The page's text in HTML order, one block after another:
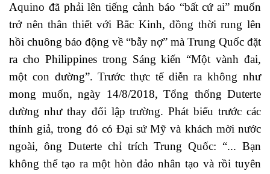
Aquino đã phải lên tiếng cảnh báo “bất cứ ai” muốn
trở nên thân thiết với Bắc Kinh, đồng thời rung lên
hồi chuông báo động về “bẫy nợ” mà Trung Quốc đặt
ra cho Philippines trong Sáng kiến “Một vành đai,
một con đường”. Trước thực tế diễn ra không như
mong muốn, ngày 14/8/2018, Tổng thống Duterte
dường như thay đổi lập trường. Phát biểu trước các
thính giả, trong đó có Đại sứ Mỹ và khách mời nước
ngoài, ông Duterte chỉ trích Trung Quốc: “... Bạn
không thể tạo ra một hòn đảo nhân tạo và rồi tuyên